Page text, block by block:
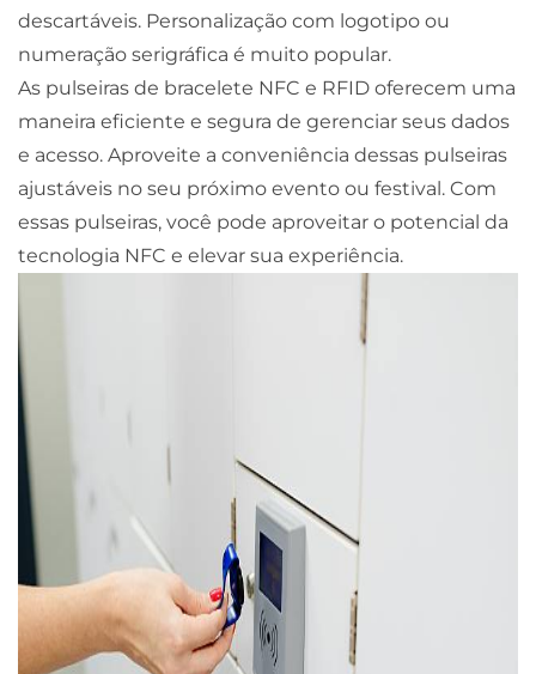
descartáveis. Personalização com logotipo ou
numeração serigráfica é muito popular.
As pulseiras de bracelete NFC e RFID oferecem uma
maneira eficiente e segura de gerenciar seus dados
e acesso. Aproveite a conveniência dessas pulseiras
ajustáveis no seu próximo evento ou festival. Com
essas pulseiras, você pode aproveitar o potencial da
tecnologia NFC e elevar sua experiência.